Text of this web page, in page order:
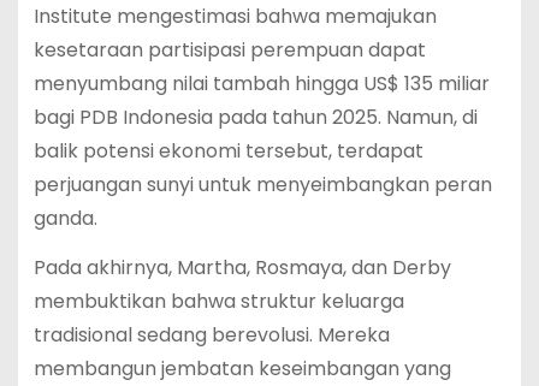
Institute mengestimasi bahwa memajukan
kesetaraan partisipasi perempuan dapat
menyumbang nilai tambah hingga US$ 135 miliar
bagi PDB Indonesia pada tahun 2025. Namun, di
balik potensi ekonomi tersebut, terdapat
perjuangan sunyi untuk menyeimbangkan peran
ganda.
Pada akhirnya, Martha, Rosmaya, dan Derby
membuktikan bahwa struktur keluarga
tradisional sedang berevolusi. Mereka
membangun jembatan keseimbangan yang